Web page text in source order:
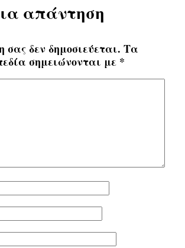
απάντηση
σας δεν δημοσιεύεται. Τα
σημειώνονται με *